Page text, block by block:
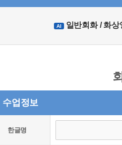
AI 일반회화 / 화상
수업정보
한글명